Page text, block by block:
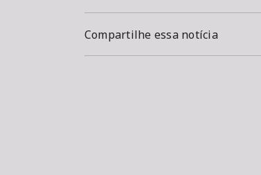
Compartilhe essa notícia